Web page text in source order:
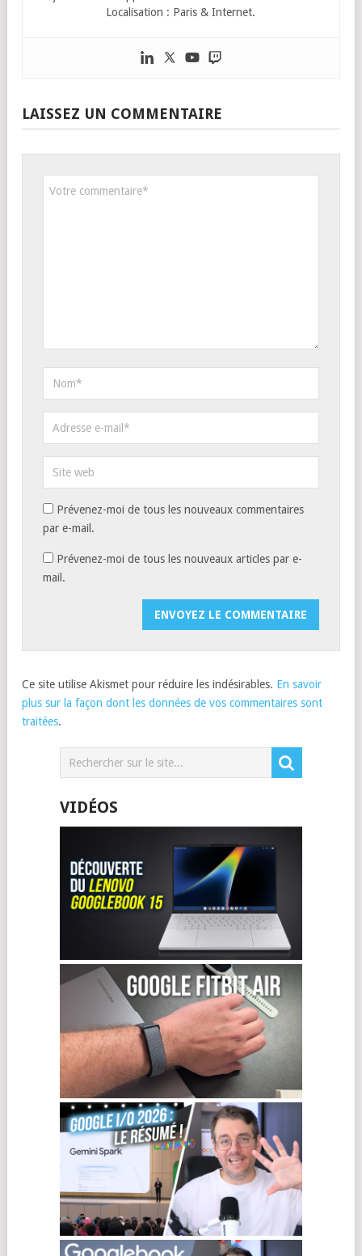
Localisation : Paris & Internet.
LAISSEZ UN COMMENTAIRE
Prévenez-moi de tous les nouveaux commentaires
par e-mail.
Prévenez-moi de tous les nouveaux articles par e-
mail.
Ce site utilise Akismet pour réduire les indésirables. En savoir
plus sur la façon dont les données de vos commentaires sont
traitées.
VIDÉOS